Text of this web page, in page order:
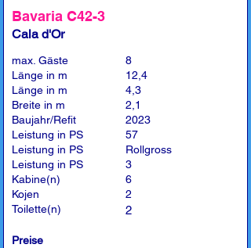
Bavaria C42-3
Cala d'Or
max. Gäste
Länge in m
Länge in m
Breite in m
Baujahr/Refit
Leistung in PS
Leistung in PS
Leistung in PS
Kabine(n)
Kojen
Toilette(n)
8
12,4
4,3
2,1
2023
57
Rollgross
3
6
2
2
Preise